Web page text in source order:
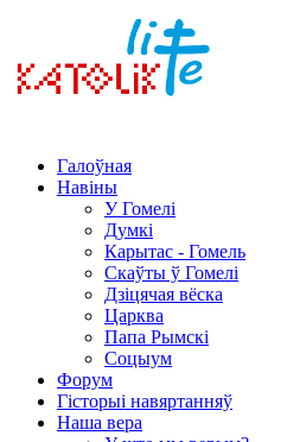
Галоўная
Навіны
У Гомелі
Думкі
Карытас - Гомель
Скаўты ў Гомелі
Дзіцячая вёска
Царква
Папа Рымскі
Соцыум
Форум
Гісторыі навяртанняў
Наша вера